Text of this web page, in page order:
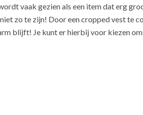
vaak gezien als een item dat erg
zo te zijn! Door een cropped vest te
blijft! Je kunt er hierbij voor kiezen